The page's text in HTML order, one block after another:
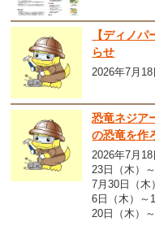
【ディノ
らせ
2026年7月18
恐竜ネジア
の恐竜を作
2026年7月18
23日（木）
7月30日（木
6日（木）～
20日（木）